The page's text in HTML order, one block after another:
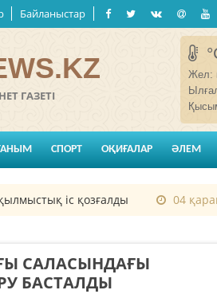
Байланыстар
ГАЗЕТІ
Жел:
СПОРТ ОҚИҒАЛАР ӘЛЕМ
іс қозғалды 04 қараша
САЛАСЫНДАҒЫ
БАСТАЛДЫ